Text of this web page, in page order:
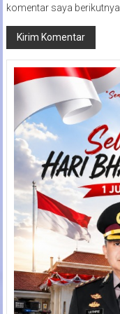
komentar saya berikutnya.